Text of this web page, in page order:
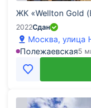
ЖК «Wellton Gold
2022Сдан
Москва, улица
Полежаевская5